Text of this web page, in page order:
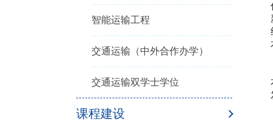
智能运输工程
交通运输（中外合作办学）
交通运输双学士学位
课程建设